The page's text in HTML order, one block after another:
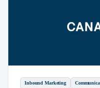
Inbound Marketing